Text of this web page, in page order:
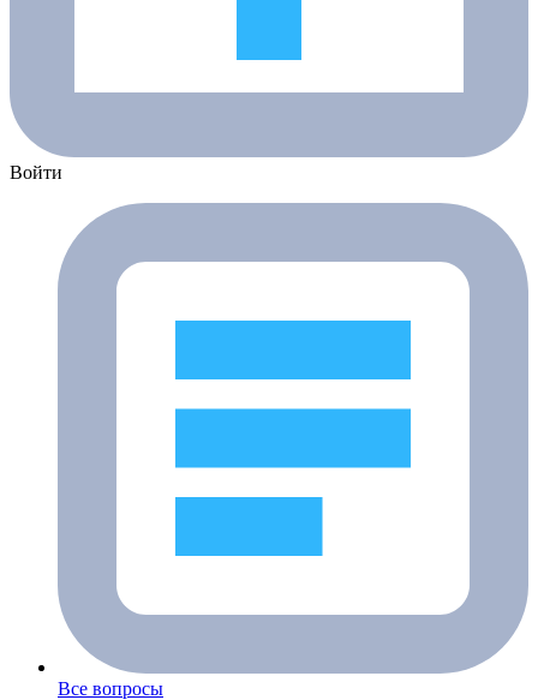
Войти
Все вопросы